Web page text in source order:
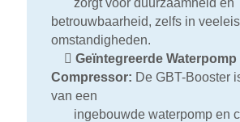
betrouwbaarheid, zelfs in
omstandigheden.
 Geïntegreerde Waterpomp
Compressor: De GBT-Booster
van een
ingebouwde waterpomp en